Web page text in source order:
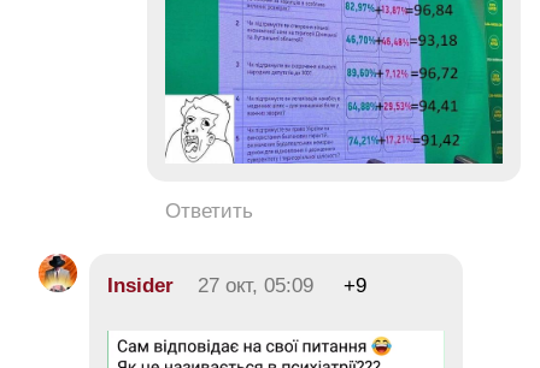
Ответить
Insider 27 окт, 05:09 +9